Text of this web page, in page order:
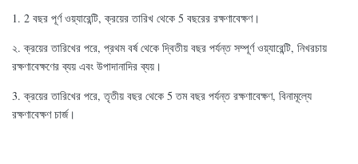
1. 2 বছর পূর্ণ ওয়্যারেন্টি, ক্রয়ের তারিখ থেকে 5 বছরের রক্ষণাবেক্ষণ।
২. ক্রয়ের তারিখের পরে, প্রথম বর্ষ থেকে দ্বিতীয় বছর পর্যন্ত সম্পূর্ণ ওয়্যারেন্টি, নিখরচায়
রক্ষণাবেক্ষণের ব্যয় এবং উপাদানাদির ব্যয়।
3. ক্রয়ের তারিখের পরে, তৃতীয় বছর থেকে 5 তম বছর পর্যন্ত রক্ষণাবেক্ষণ, বিনামূল্যে
রক্ষণাবেক্ষণ চার্জ।